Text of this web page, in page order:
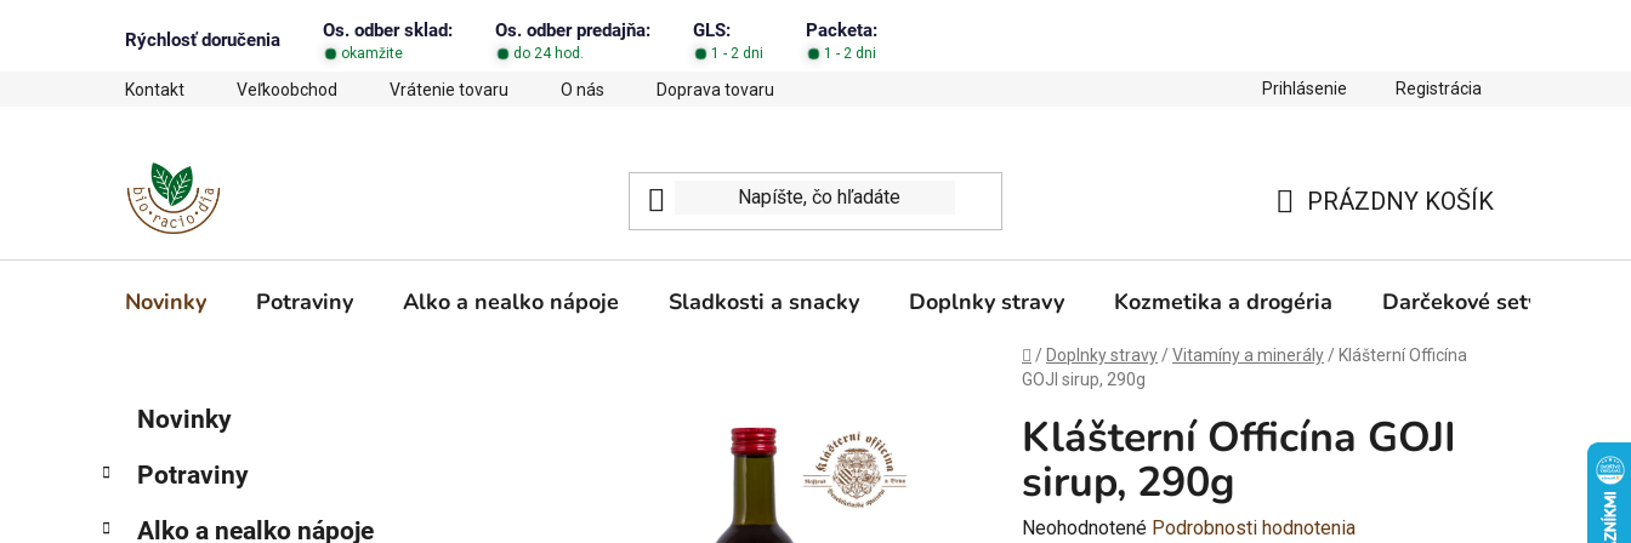
Rýchlosť doručenia Os. odber sklad: Os. odber predajňa: GLS: Packeta:
okamžite do 24 hod. 1 - 2 dni 1 - 2 dni
Kontakt Veľkoobchod Vrátenie tovaru O nás Doprava tovaru Podmienky ochrany osobných údajov Zľava 10 % na prvý nákup
Prihlásenie Registrácia
KOŠÍK
PRÁZDNY KOŠÍK
Novinky Potraviny Alko a nealko nápoje Sladkosti a snacky Doplnky stravy Kozmetika a drogéria Darčekové sety
Domov
/ Doplnky stravy /Vitamíny a minerály / Klášterní Officína
GOJI sirup, 290g
č
ý
kategórie
e
ó
Novinky
Potraviny
Alko a nealko nápoje
Klášterní Officína GOJI
sirup, 290g
Priemerné
Neohodnotené Podrobnosti hodnotenia